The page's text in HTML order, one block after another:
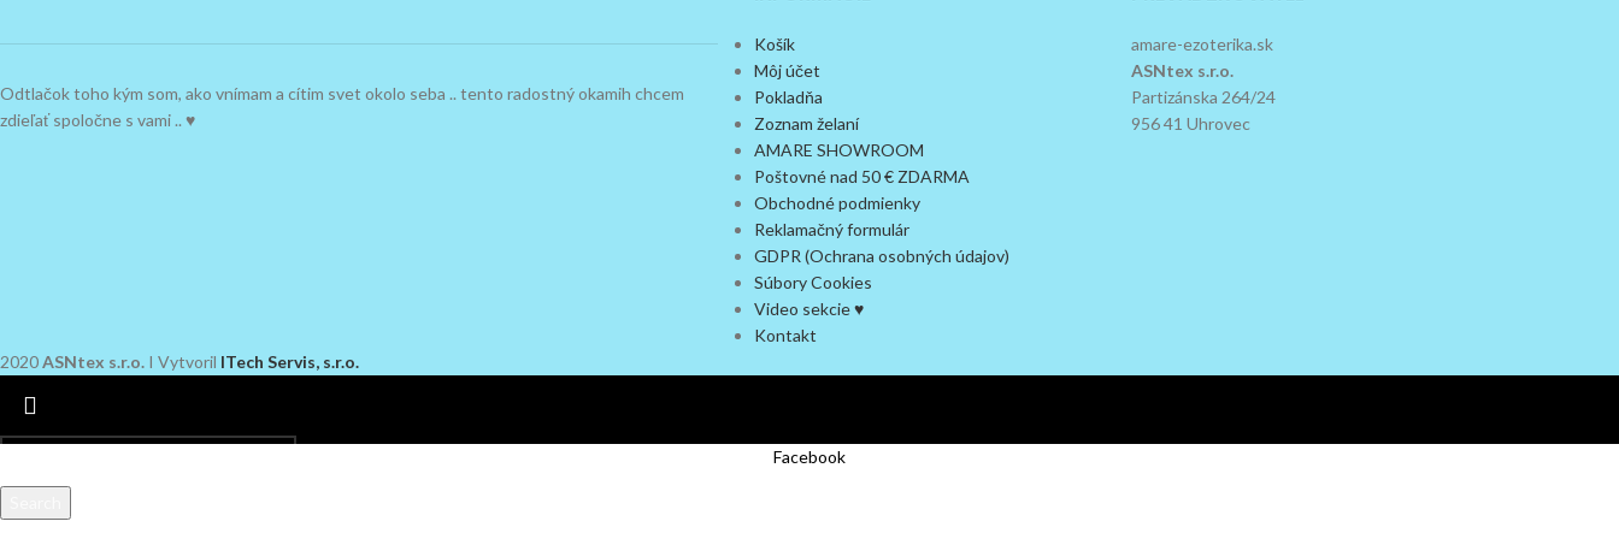
Odtlačok toho kým som, ako vnímam a cítim svet okolo seba .. tento radostný okamih chcem
zdieľať spoločne s vami .. ♥
Košík
Môj účet
Pokladňa
Zoznam želaní
AMARE SHOWROOM
Poštovné nad 50 € ZDARMA
Obchodné podmienky
Reklamačný formulár
GDPR (Ochrana osobných údajov)
Súbory Cookies
Video sekcie ♥
Kontakt
amare-ezoterika.sk
ASNtex s.r.o.
Partizánska 264/24
956 41 Uhrovec
2020ASNtex s.r.o. I Vytvoril ITech Servis, s.r.o.
Facebook